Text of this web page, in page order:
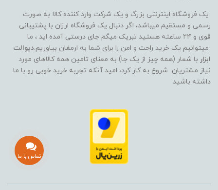
یک فروشگاه اینترنتی بزرگ و یک شرکت وارد کننده کالا به صورت
رسمی و مستقیم میباشد، اگر دنبال یک فروشگاه ارزان با پشتیبانی
قوی و ۲۴ ساعته هستید تبریک میگم جای درستی آمده اید ، ما
میتوانیم یک خرید راحت و امن را برای شما به ارمغان بیاوریم.دیوالت
ابزار با شعار (همه چیز از یک جا) به معنای تامین همه کالاهای مورد
نیاز مشتریان شروع به کار کرد، امید آنکه تجربه خرید خوبی رو با ما
داشته باشید
تماس با ما